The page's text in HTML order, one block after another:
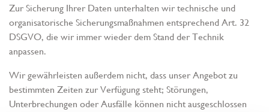
Zur Sicherung Ihrer Daten unterhalten wir technische und
organisatorische Sicherungsmaßnahmen entsprechend Art. 32
DSGVO, die wir immer wieder dem Stand der Technik
anpassen.
Wir gewährleisten außerdem nicht, dass unser Angebot zu
bestimmten Zeiten zur Verfügung steht; Störungen,
Unterbrechungen oder Ausfälle können nicht ausgeschlossen